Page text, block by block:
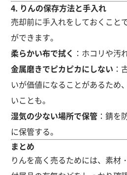
4. りんの保存方法と手入れ
売却前に手入れをしておくこと
ができます。
柔らかい布で拭く ：ホコリや汚
金属磨きでピカピカにしない ：
いが価値になることがあるため
いことも。
湿気の少ない場所で保管 ：錆を
に保管する。
まとめ
りんを高く売るためには、素材